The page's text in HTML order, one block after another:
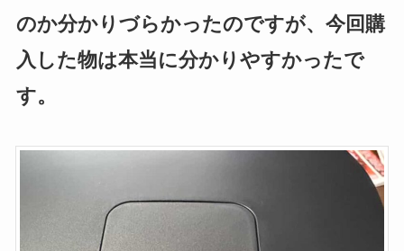
のか分かりづらかったのですが、今回購
入した物は本当に分かりやすかったで
す。